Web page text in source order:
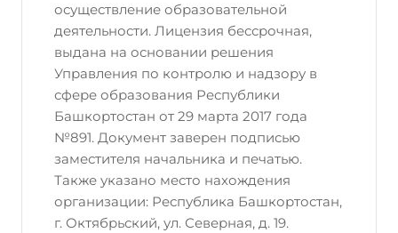
осуществление образовательной
деятельности. Лицензия бессрочная,
выдана на основании решения
Управления по контролю и надзору в
сфере образования Республики
Башкортостан от 29 марта 2017 года
№891. Документ заверен подписью
заместителя начальника и печатью.
Также указано место нахождения
организации: Республика Башкортостан,
г. Октябрьский, ул. Северная, д. 19.